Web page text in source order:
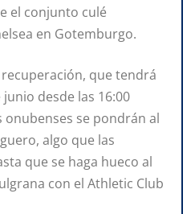
el conjunto culé
en Gotemburgo.
que tendrá
desde las 16:00
se pondrán al
algo que las
que se haga hueco al
con el Athletic Club